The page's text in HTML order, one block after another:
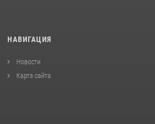
НАВИГАЦИЯ
Новости
Карта сайта